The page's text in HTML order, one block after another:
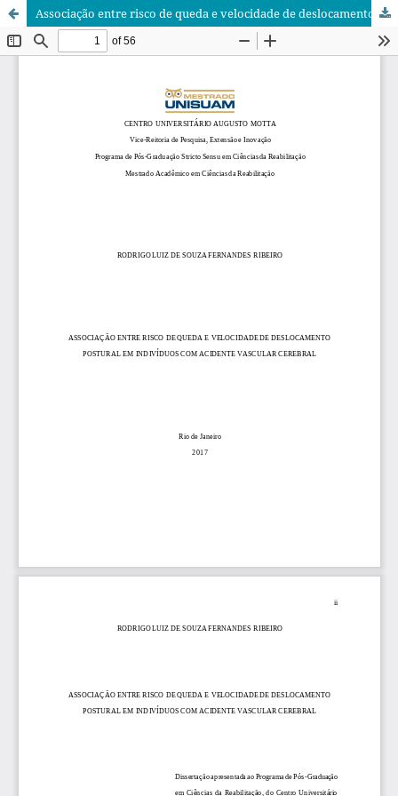
Associação entre risco de queda e velocidade de deslocamento postural em indivíduos com acidente vascular cerebral